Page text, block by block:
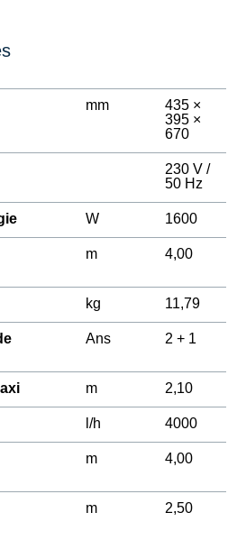
mm
435 ×
395 ×
670
230 V /
50 Hz
W 1600
m 4,00
kg 11,79
Ans 2 + 1
m 2,10
l/h 4000
m 4,00
m 2,50